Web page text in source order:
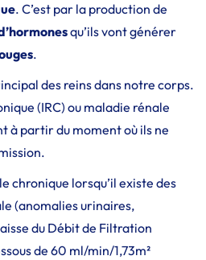
. C’est par la production de
qu’ils vont générer
.
des reins dans notre corps.
(IRC) ou maladie rénale
à partir du moment où ils ne
chronique lorsqu’il existe des
(anomalies urinaires,
du Débit de Filtration
de 60 ml/min/1,73m²